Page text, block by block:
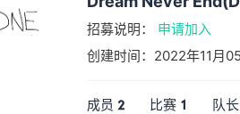
招募说明： 申请加入
创建时间：2022年11月
成员 2 比赛 1 队长